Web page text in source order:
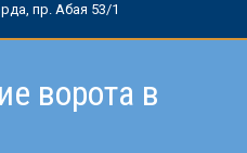
пр. Абая 53/1
ворота в